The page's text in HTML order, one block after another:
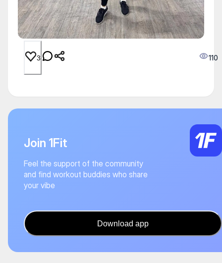
3 110
Join 1Fit
Feel the support of the community
and find workout buddies who share
your vibe
Download app